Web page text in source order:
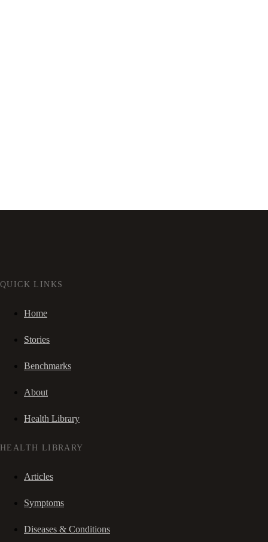
QUICK LINKS
Home
Stories
Benchmarks
About
Health Library
HEALTH LIBRARY
Articles
Symptoms
Diseases & Conditions